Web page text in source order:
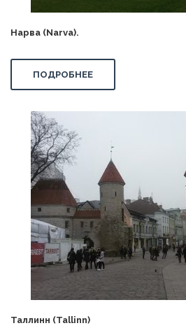
Нарва (Narva).
ПОДРОБНЕЕ
Таллинн (Tallinn)